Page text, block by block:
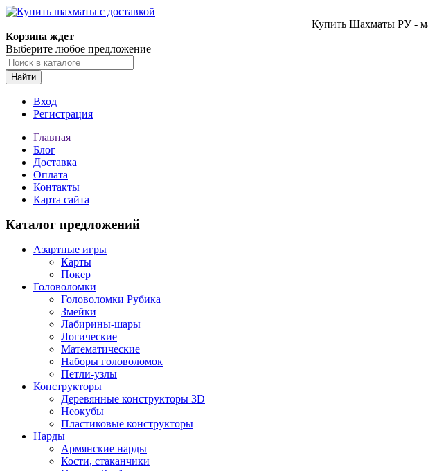
Купить Шахматы РУ -
Корзина ждет
Выберите любое предложение
Найти
Вход
Регистрация
Главная
Блог
Доставка
Оплата
Контакты
Карта сайта
Каталог предложений
Азартные игры
Карты
Покер
Головоломки
Головоломки Рубика
Змейки
Лабирины-шары
Логические
Математические
Наборы головоломок
Петли-узлы
Конструкторы
Деревянные конструкторы 3D
Неокубы
Пластиковые конструкторы
Нарды
Армянские нарды
Кости, стаканчики